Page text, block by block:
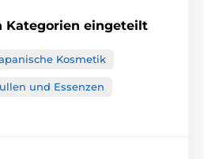
Kategorien eingeteilt
Kosmetik
und Essenzen